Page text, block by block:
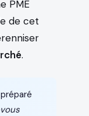
PME
de cet
.